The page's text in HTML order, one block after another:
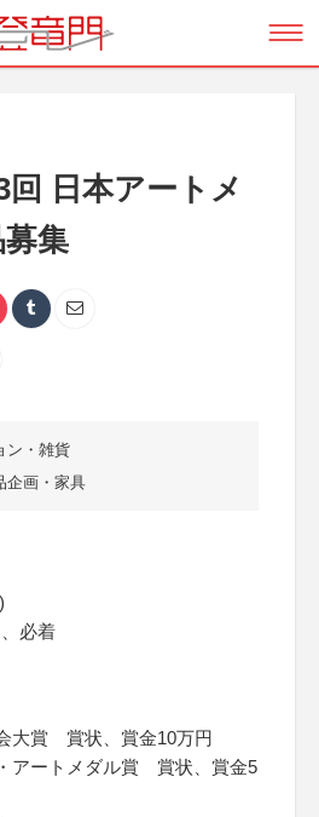
回 日本アートメ
集
ン・雑貨
企画・家具
必着
大賞 賞状、賞金10万円
アートメダル賞 賞状、賞金5